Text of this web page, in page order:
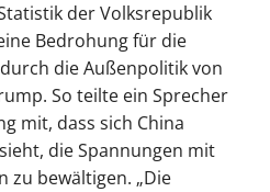
der Volksrepublik
Bedrohung für die
die Außenpolitik von
So teilte ein Sprecher
mit, dass sich China
die Spannungen mit
zu bewältigen. „Die